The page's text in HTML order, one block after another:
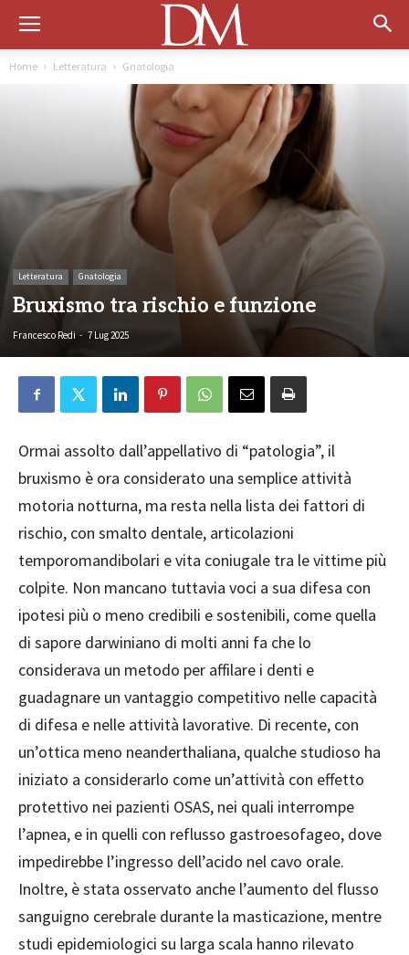
Home Letteratura Gnatologia
Letteratura Gnatologia
Bruxismo tra rischio e funzione
Francesco Redi - 7 Lug 2025
Ormai assolto dall’appellativo di “patologia”, il
bruxismo è ora considerato una semplice attività
motoria notturna, ma resta nella lista dei fattori di
rischio, con smalto dentale, articolazioni
temporomandibolari e vita coniugale tra le vittime più
colpite. Non mancano tuttavia voci a sua difesa con
ipotesi più o meno credibili e sostenibili, come quella
di sapore darwiniano di molti anni fa che lo
considerava un metodo per affilare i denti e
guadagnare un vantaggio competitivo nelle capacità
di difesa e nelle attività lavorative. Di recente, con
un’ottica meno neanderthaliana, qualche studioso ha
iniziato a considerarlo come un’attività con effetto
protettivo nei pazienti OSAS, nei quali interrompe
l’apnea, e in quelli con reflusso gastroesofageo, dove
impedirebbe l’ingresso dell’acido nel cavo orale.
Inoltre, è stata osservato anche l’aumento del flusso
sanguigno cerebrale durante la masticazione, mentre
studi epidemiologici su larga scala hanno rilevato